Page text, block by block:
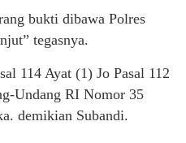
bukti dibawa Polres
tegasnya.
114 Ayat (1) Jo Pasal 112
Undang RI Nomor 35
demikian Subandi.